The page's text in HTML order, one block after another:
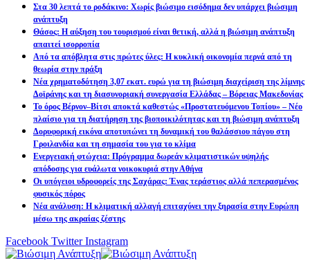
Στα 30 λεπτά το ροδάκινο: Χωρίς βιώσιμο εισόδημα δεν υπάρχει βιώσιμη
ανάπτυξη
Θάσος: Η αύξηση του τουρισμού είναι θετική, αλλά η βιώσιμη ανάπτυξη
απαιτεί ισορροπία
Από τα απόβλητα στις πρώτες ύλες: Η κυκλική οικονομία περνά από τη
θεωρία στην πράξη
Νέα χρηματοδότηση 3,07 εκατ. ευρώ για τη βιώσιμη διαχείριση της λίμνης
Δοϊράνης και τη διασυνοριακή συνεργασία Ελλάδας – Βόρειας Μακεδονίας
Το όρος Βέρνον–Βίτσι αποκτά καθεστώς «Προστατευόμενου Τοπίου» – Νέο
πλαίσιο για τη διατήρηση της βιοποικιλότητας και τη βιώσιμη ανάπτυξη
Δορυφορική εικόνα αποτυπώνει τη δυναμική του θαλάσσιου πάγου στη
Γροιλανδία και τη σημασία του για το κλίμα
Ενεργειακή φτώχεια: Πρόγραμμα δωρεάν κλιματιστικών υψηλής
απόδοσης για ευάλωτα νοικοκυριά στην Αθήνα
Οι υπόγειοι υδροφορείς της Σαχάρας: Ένας τεράστιος αλλά πεπερασμένος
φυσικός πόρος
Νέα ανάλυση: Η κλιματική αλλαγή επιταχύνει την ξηρασία στην Ευρώπη
μέσω της ακραίας ζέστης
Facebook Twitter Instagram